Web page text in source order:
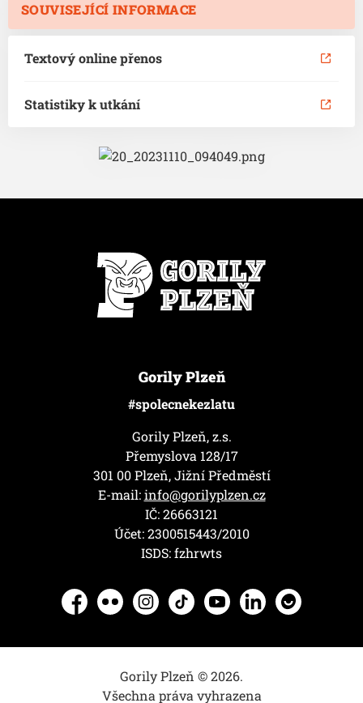
SOUVISEJÍCÍ INFORMACE
Textový online přenos
Statistiky k utkání
Gorily Plzeň
#spolecnekezlatu
Gorily Plzeň, z.s.
Přemyslova 128/17
301 00 Plzeň, Jižní Předměstí
E-mail:info@gorilyplzen.cz
IČ: 26663121
Účet: 2300515443/2010
ISDS: fzhrwts
Facebook
Flickr Instagram
TikTokYouTubeLinkedInHerohero
Gorily Plzeň © 2026.
Všechna práva vyhrazena